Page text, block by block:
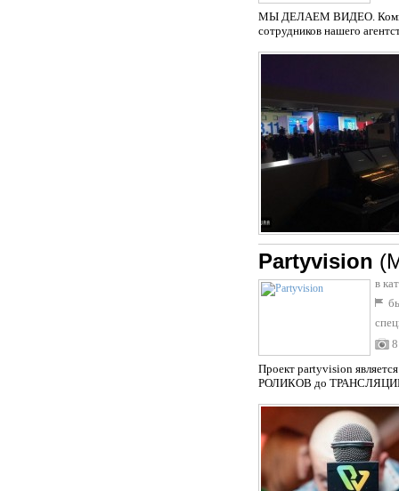
МЫ ДЕЛАЕМ ВИДЕО.
сотрудников нашего
Partyvision
в
8
Проект partyvision
РОЛИКОВ до